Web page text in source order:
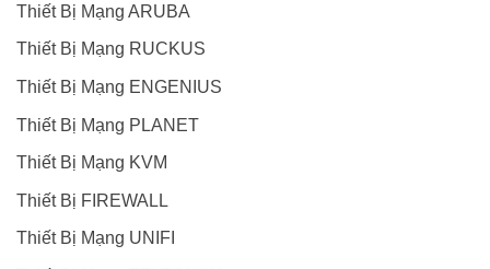
Thiết Bị Mạng ARUBA
Thiết Bị Mạng RUCKUS
Thiết Bị Mạng ENGENIUS
Thiết Bị Mạng PLANET
Thiết Bị Mạng KVM
Thiết Bị FIREWALL
Thiết Bị Mạng UNIFI